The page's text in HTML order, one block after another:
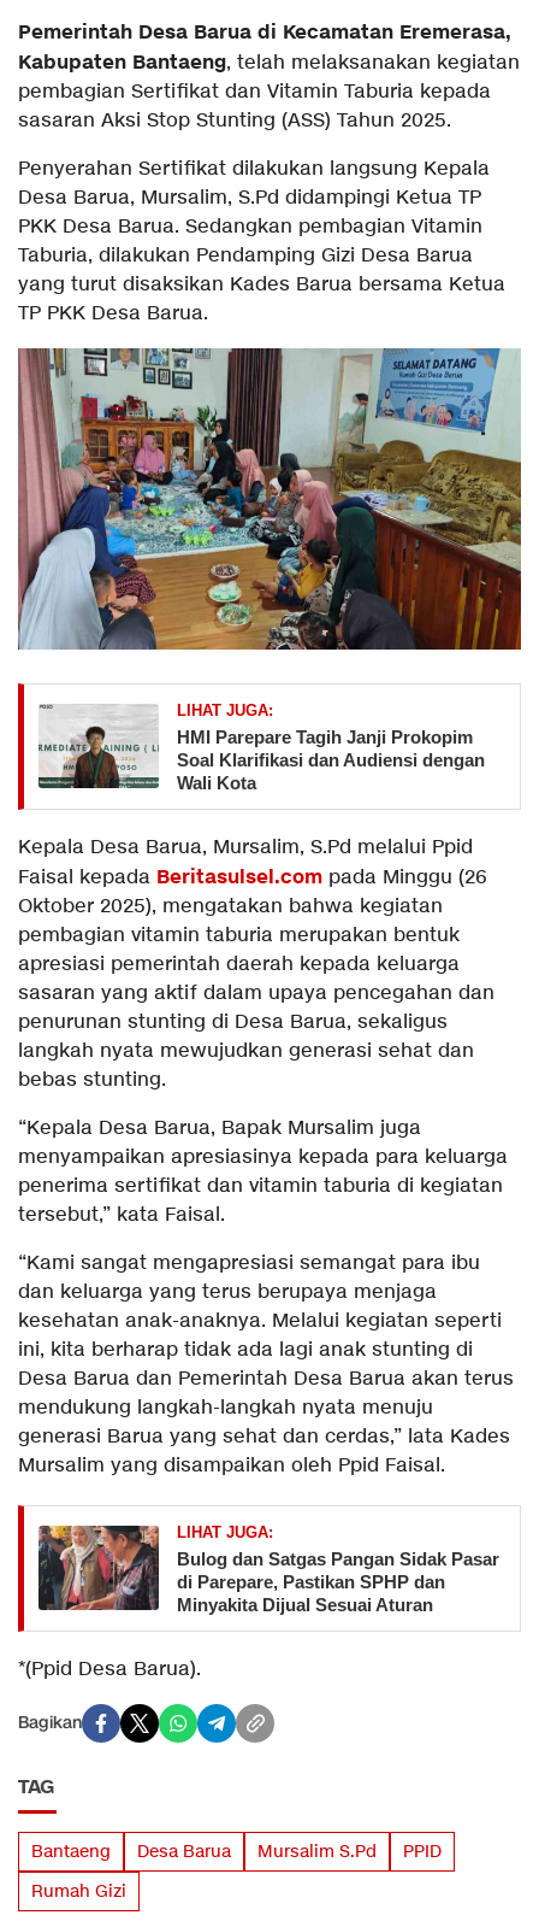
Pemerintah Desa Barua di Kecamatan Eremerasa,
Kabupaten Bantaeng, telah melaksanakan kegiatan
pembagian Sertifikat dan Vitamin Taburia kepada
sasaran Aksi Stop Stunting (ASS) Tahun 2025.
Penyerahan Sertifikat dilakukan langsung Kepala
Desa Barua, Mursalim, S.Pd didampingi Ketua TP
PKK Desa Barua. Sedangkan pembagian Vitamin
Taburia, dilakukan Pendamping Gizi Desa Barua
yang turut disaksikan Kades Barua bersama Ketua
TP PKK Desa Barua.
LIHAT JUGA:
HMI Parepare Tagih Janji Prokopim
Soal Klarifikasi dan Audiensi dengan
Wali Kota
Kepala Desa Barua, Mursalim, S.Pd melalui Ppid
Faisal kepada Beritasulsel.com pada Minggu (26
Oktober 2025), mengatakan bahwa kegiatan
pembagian vitamin taburia merupakan bentuk
apresiasi pemerintah daerah kepada keluarga
sasaran yang aktif dalam upaya pencegahan dan
penurunan stunting di Desa Barua, sekaligus
langkah nyata mewujudkan generasi sehat dan
bebas stunting.
“Kepala Desa Barua, Bapak Mursalim juga
menyampaikan apresiasinya kepada para keluarga
penerima sertifikat dan vitamin taburia di kegiatan
tersebut,” kata Faisal.
“Kami sangat mengapresiasi semangat para ibu
dan keluarga yang terus berupaya menjaga
kesehatan anak-anaknya. Melalui kegiatan seperti
ini, kita berharap tidak ada lagi anak stunting di
Desa Barua dan Pemerintah Desa Barua akan terus
mendukung langkah-langkah nyata menuju
generasi Barua yang sehat dan cerdas,” lata Kades
Mursalim yang disampaikan oleh Ppid Faisal.
LIHAT JUGA:
Bulog dan Satgas Pangan Sidak Pasar
di Parepare, Pastikan SPHP dan
Minyakita Dijual Sesuai Aturan
*(Ppid Desa Barua).
Bagikan
TAG
Bantaeng Desa Barua Mursalim S.Pd
PPID
Rumah Gizi